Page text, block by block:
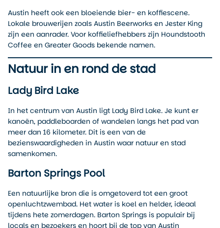
Austin heeft ook een bloeiende bier- en koffiescene.
Lokale brouwerijen zoals Austin Beerworks en Jester King
zijn een aanrader. Voor koffieliefhebbers zijn Houndstooth
Coffee en Greater Goods bekende namen.
Natuur in en rond de stad
Lady Bird Lake
In het centrum van Austin ligt Lady Bird Lake. Je kunt er
kanoën, paddleboarden of wandelen langs het pad van
meer dan 16 kilometer. Dit is een van de
bezienswaardigheden in Austin waar natuur en stad
samenkomen.
Barton Springs Pool
Een natuurlijke bron die is omgetoverd tot een groot
openluchtzwembad. Het water is koel en helder, ideaal
tijdens hete zomerdagen. Barton Springs is populair bij
locals en bezoekers en hoort bij de top van Austin